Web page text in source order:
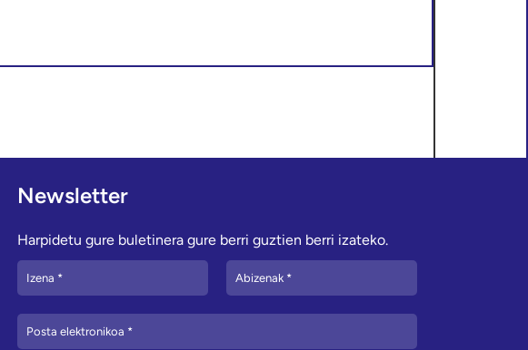
Newsletter
Harpidetu gure buletinera gure berri guztien berri izateko.